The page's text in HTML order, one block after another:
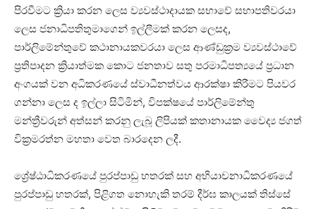
පිරවීමට ක්‍රියා කරන ලෙස ව්‍යවස්ථාදායක සභාවේ සභාපතිවරයා
ලෙස ජනාධිපතිතුමාගෙන් ඉල්ලීමක් කරන ලෙසද,
පාර්ලිමේන්තුවේ කථානායකවරයා ලෙස ආණ්ඩුක්‍රම ව්‍යවස්ථාවේ
ප්‍රතිපාදන ක්‍රියාත්මක කොට ජනතාව සතු පරමාධිපත්‍යයේ ප්‍රධාන
අංගයක් වන අධිකරණයේ ස්වාධීනත්වය ආරක්ෂා කිරීමට පියවර
ගන්නා ලෙස ද ඉල්ලා සිටිමින්, විපක්ෂයේ පාර්ලිමේන්තු
මන්ත්‍රීවරුන් අත්සන් කරනු ලැබූ ලිපියක් කතානායක වෛද්‍ය ජගත්
වික්‍රමරත්න මහතා වෙත බාරදෙන ලදී.
ශ්‍රේ‎ෂ්ඨාධිකරණයේ පුරප්පාඩු හතරක් සහ අභියාචනාධිකරණයේ
පුරප්පාඩු හතරක්, පිළිගත නොහැකි තරම් දීර්ඝ කාලයක් තිස්සේ